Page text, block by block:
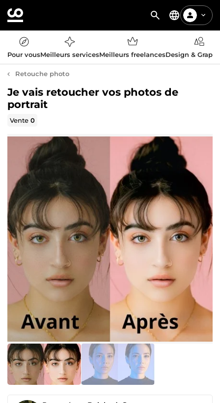
Pour vousMeilleurs servicesMeilleurs freelancesDesign &
Retouche photo
Je vais retoucher vos photos de
portrait
Vente0